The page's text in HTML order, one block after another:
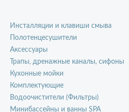
Инсталляции и клавиши смыва
Полотенцесушители
Аксессуары
Трапы, дренажные каналы, сифоны
Кухонные мойки
Комплектующие
Водоочистители (Фильтры)
Минибассейны и ванны SPA